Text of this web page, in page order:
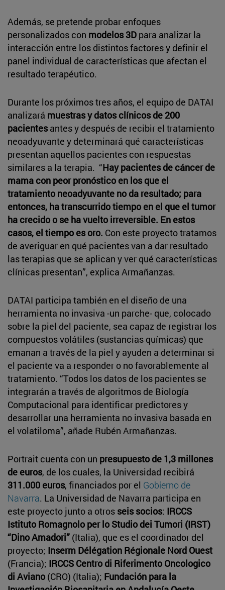
Además, se pretende probar enfoques
personalizados con modelos 3D para analizar la
interacción entre los distintos factores y definir el
panel individual de características que afectan el
resultado terapéutico.
Durante los próximos tres años, el equipo de DATAI
analizará muestras y datos clínicos de 200
pacientesantes y después de recibir el tratamiento
neoadyuvante y determinará qué características
presentan aquellos pacientes con respuestas
similares a la terapia. “Hay pacientes de cáncer de
mama con peor pronóstico en los que el
tratamiento neoadyuvante no da resultado; para
entonces, ha transcurrido tiempo en el que el tumor
ha crecido o se ha vuelto irreversible. En estos
casos, el tiempo es oro. Con este proyecto tratamos
de averiguar en qué pacientes van a dar resultado
las terapias que se aplican y ver qué características
clínicas presentan”, explica Armañanzas.
DATAI participa también en el diseño de una
herramienta no invasiva -un parche- que, colocado
sobre la piel del paciente, sea capaz de registrar los
compuestos volátiles (sustancias químicas) que
emanan a través de la piel y ayuden a determinar si
el paciente va a responder o no favorablemente al
tratamiento. “Todos los datos de los pacientes se
integrarán a través de algoritmos de Biología
Computacional para identificar predictores y
desarrollar una herramienta no invasiva basada en
el volatiloma”, añade Rubén Armañanzas.
Portrait cuenta con un presupuesto de 1,3 millones
de euros, de los cuales, la Universidad recibirá
311.000 euros, financiados por el Gobierno de
Navarra. La Universidad de Navarra participa en
este proyecto junto a otros seis socios: IRCCS
Istituto Romagnolo per lo Studio dei Tumori (IRST)
“Dino Amadori” (Italia), que es el coordinador del
proyecto; Inserm Délégation Régionale Nord Ouest
(Francia); IRCCS Centro di Riferimento Oncologico
di Aviano (CRO) (Italia); Fundación para la